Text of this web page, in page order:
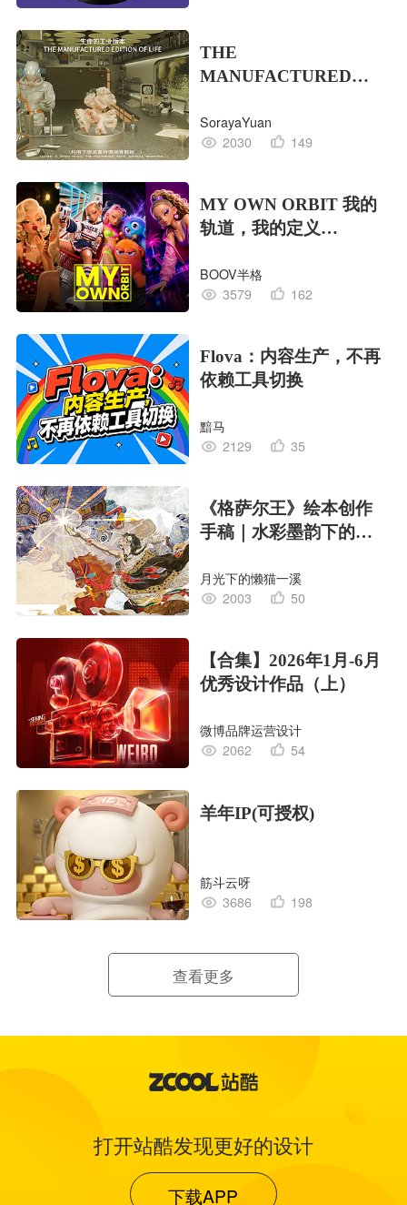
THE
MANUFACTURED
的工业版本
SorayaYuan
2030
149
MY OWN ORBIT 我的
轨道，我的定义
对
BOOV半格
3579
162
Flova：内容生产，不再
依赖工具切换
黯马
2129
35
《格萨尔王》绘本创作
手稿｜水彩墨韵下的史
月光下的懒猫一溪
2003
50
【合集】2026年1月-6月
优秀设计作品（上）
微博品牌运营设计
2062
54
羊年IP(可授权)
筋斗云呀
3686
198
查看更多
打开站酷发现更好的设计
下载APP